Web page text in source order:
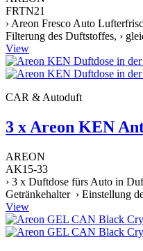
FRTN21
› Areon Fresco Auto
Filterung des Duftstoffes, ›
View
CAR & Autoduft
3 x Areon KEN
AREON
AK15-33
› 3 x Duftdose fürs Auto in
Getränkehalter › Einstellung
View